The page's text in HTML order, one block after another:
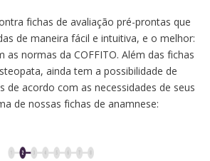
fichas de avaliação pré-prontas que
de maneira fácil e intuitiva, e o melhor:
as normas da COFFITO. Além das fichas
ainda tem a possibilidade de
de acordo com as necessidades de seus
de nossas fichas de anamnese: